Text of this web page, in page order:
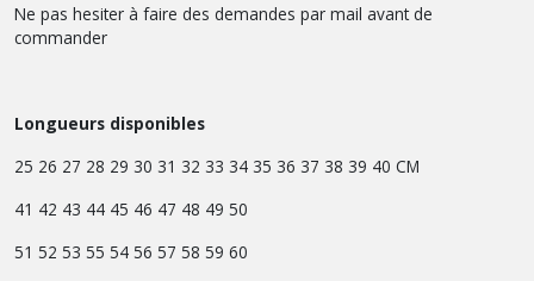
Ne pas hesiter à faire des demandes par mail avant de
commander
Longueurs disponibles
25 26 27 28 29 30 31 32 33 34 35 36 37 38 39 40 CM
41 42 43 44 45 46 47 48 49 50
51 52 53 55 54 56 57 58 59 60